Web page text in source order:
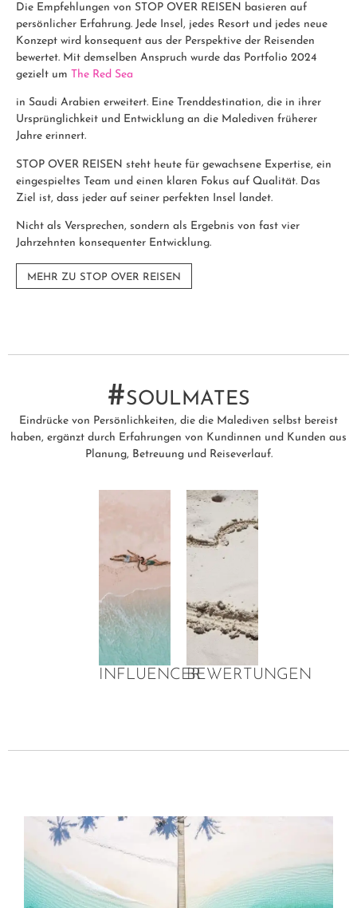
Die Empfehlungen von STOP OVER REISEN basieren auf
persönlicher Erfahrung. Jede Insel, jedes Resort und jedes neue
Konzept wird konsequent aus der Perspektive der Reisenden
bewertet. Mit demselben Anspruch wurde das Portfolio 2024
gezielt um The Red Sea
in Saudi Arabien erweitert. Eine Trenddestination, die in ihrer
Ursprünglichkeit und Entwicklung an die Malediven früherer
Jahre erinnert.
STOP OVER REISEN steht heute für gewachsene Expertise, ein
eingespieltes Team und einen klaren Fokus auf Qualität. Das
Ziel ist, dass jeder auf seiner perfekten Insel landet.
Nicht als Versprechen, sondern als Ergebnis von fast vier
Jahrzehnten konsequenter Entwicklung.
MEHR ZU STOP OVER REISEN
#SOULMATES
Eindrücke von Persönlichkeiten, die die Malediven selbst bereist
haben, ergänzt durch Erfahrungen von Kundinnen und Kunden aus
Planung, Betreuung und Reiseverlauf.
INFLUENCERBEWERTUNGEN